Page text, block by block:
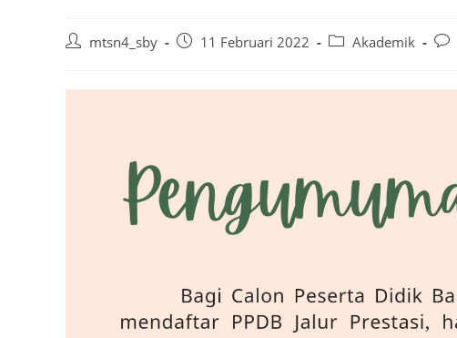
mtsn4_sby 11 Februari 2022 Akademik